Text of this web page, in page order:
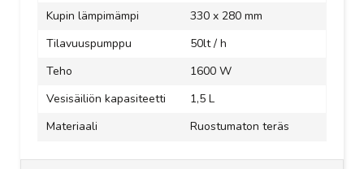
Kupin lämpimämpi
330 x 280 mm
Tilavuuspumppu
50lt / h
Teho
1600 W
Vesisäiliön kapasiteetti
1,5 L
Materiaali
Ruostumaton teräs